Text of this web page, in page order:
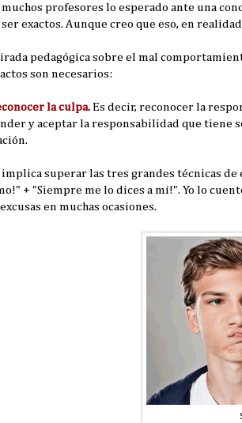
muchos profesores lo esperado ante una
ser exactos. Aunque creo que eso, en
pedagógica sobre el mal
son necesarios:
la culpa. Es decir, reconocer la
y aceptar la responsabilidad que tiene
implica superar las tres grandes técnicas de
+ "Siempre me lo dices a mí!". Yo lo
en muchas ocasiones.